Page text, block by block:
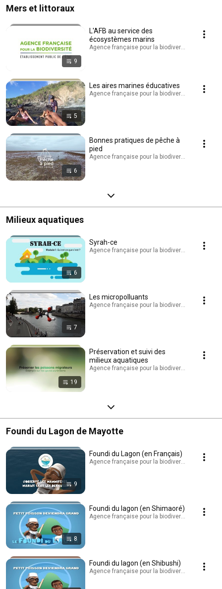
Mers et littoraux
9
L'AFB au service des
écosystèmes marins
Agence française pour la biodiversité - AFB ·
5
Les aires marines éducatives
Agence française pour la biodiversité - AFB ·
6
Bonnes pratiques de pêche à
pied
Agence française pour la biodiversité - AFB ·
Milieux aquatiques
6
Syrah-ce
Agence française pour la biodiversité - AFB ·
7
Les micropolluants
Agence française pour la biodiversité - AFB ·
19
Préservation et suivi des
milieux aquatiques
Agence française pour la biodiversité - AFB ·
Foundi du Lagon de Mayotte
9
Foundi du Lagon (en Français)
Agence française pour la biodiversité - AFB ·
8
Foundi du lagon (en Shimaoré)
Agence française pour la biodiversité - AFB ·
Foundi du lagon (en Shibushi)
Agence française pour la biodiversité - AFB ·